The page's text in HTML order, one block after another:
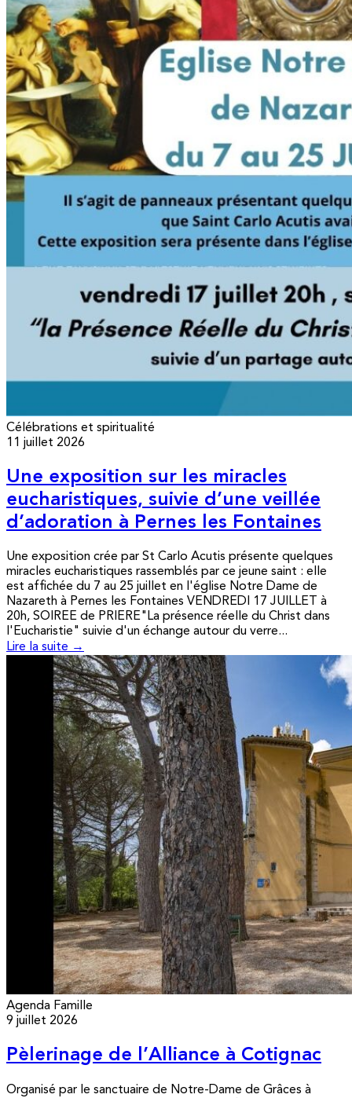
Célébrations et spiritualité
11 juillet 2026
Une exposition sur les miracles
eucharistiques, suivie d’une veillée
d’adoration à Pernes les Fontaines
Une exposition crée par St Carlo Acutis présente quelques
miracles eucharistiques rassemblés par ce jeune saint : elle
est affichée du 7 au 25 juillet en l'église Notre Dame de
Nazareth à Pernes les Fontaines VENDREDI 17 JUILLET à
20h, SOIREE de PRIERE"La présence réelle du Christ dans
l'Eucharistie" suivie d'un échange autour du verre...
Lire la suite →
Agenda Famille
9 juillet 2026
Pèlerinage de l’Alliance à Cotignac
Organisé par le sanctuaire de Notre-Dame de Grâces à